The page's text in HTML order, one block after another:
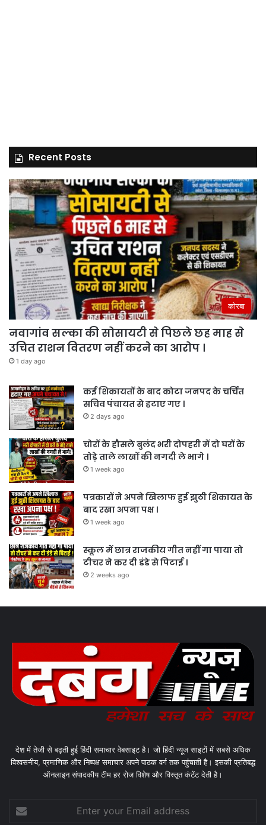
Recent Posts
कोरबा
नवागांव सल्का की सोसायटी से पिछले छह माह से
उचित राशन वितरण नहीं करने का आरोप ।
1 day ago
कई शिकायतों के बाद कोटा जनपद के चर्चित
सचिव पंचायत से हटाए गए ।
2 days ago
चोरों के हौसले बुलंद भरी दोपहरी में दो घरों के
तोड़े ताले लाखों की नगदी ले भागे ।
1 week ago
पत्रकारों ने अपने खिलाफ हुई झुठी शिकायत के
बाद रखा अपना पक्ष ।
1 week ago
स्कूल में छात्र राजकीय गीत नहीं गा पाया तो
टीचर ने कर दी डंडे से पिटाई ।
2 weeks ago
देश में तेजी से बढ़ती हुई हिंदी समाचार वेबसाइट है। जो हिंदी न्यूज साइटों में सबसे अधिक
विश्वसनीय, प्रमाणिक और निष्पक्ष समाचार अपने पाठक वर्ग तक पहुंचाती है। इसकी प्रतिबद्ध
ऑनलाइन संपादकीय टीम हर रोज विशेष और विस्तृत कंटेंट देती है।
your